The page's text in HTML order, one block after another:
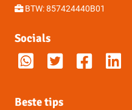
BTW: 857424440B01
Socials
Beste tips